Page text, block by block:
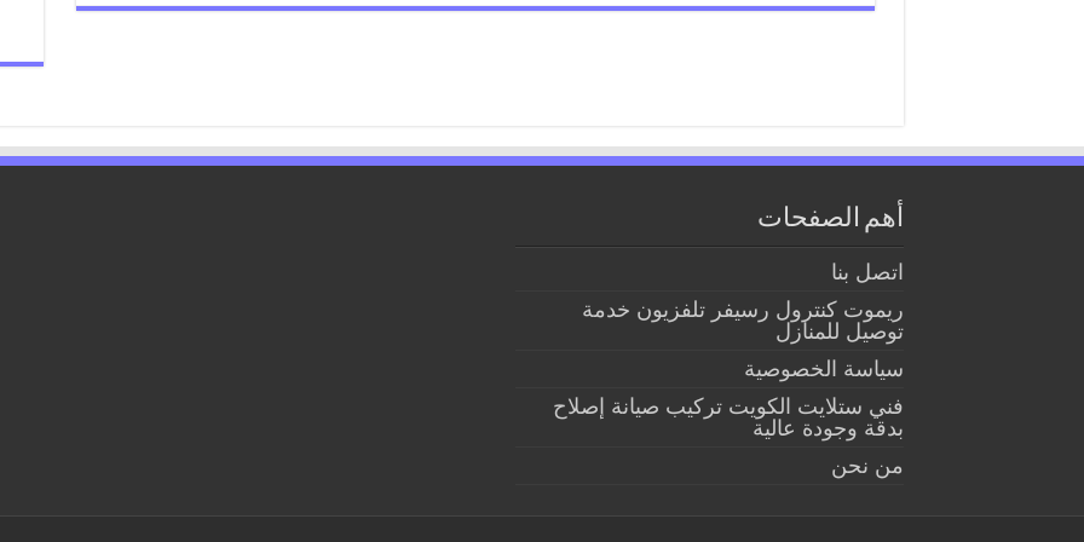
أهم الصفحات
اتصل بنا
ريموت كنترول رسيفر تلفزيون خدمة
توصيل للمنازل
سياسة الخصوصية
فني ستلايت الكويت تركيب صيانة إصلاح
بدقة وجودة عالية
من نحن